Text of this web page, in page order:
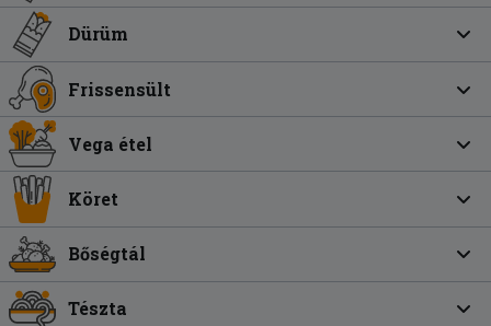
Dürüm
Frissensült
Vega étel
Köret
Bőségtál
Tészta